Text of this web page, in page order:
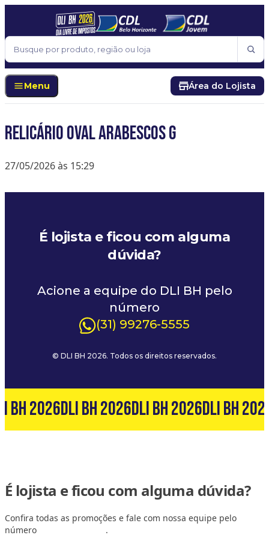
Pular para o conteúdo
Buscar
Menu Área do Lojista
Relicário Oval Arabescos G
27/05/2026 às 15:29
É lojista e ficou com alguma
dúvida?
Acione a equipe do DLI BH pelo
número
(31) 99276-5555
© DLI BH 2026. Todos os direitos reservados.
BH 2026DLI BH 2026DLI BH 2026DLI BH
É lojista e ficou com alguma dúvida?
Confira todas as promoções e fale com nossa equipe pelo
número
.